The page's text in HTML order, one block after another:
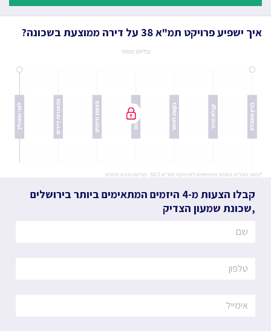
איך ישפיע פרויקט תמ"א 38 על דירה ממוצעת בשכונה?
קבלו הצעות מ-4 היזמים המתאימים ביותר
בירושלים
,שכונת שמעון הצדיק